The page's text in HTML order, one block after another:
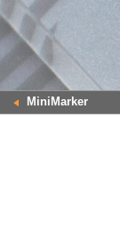
MiniMarker